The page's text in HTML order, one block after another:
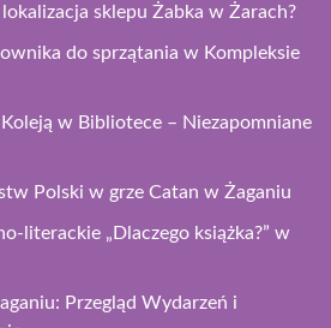
sklepu Żabka w Żarach?
do sprzątania w Kompleksie
w Bibliotece – Niezapomniane
Polski w grze Catan w Żaganiu
literackie „Dlaczego książka?” w
Przegląd Wydarzeń i